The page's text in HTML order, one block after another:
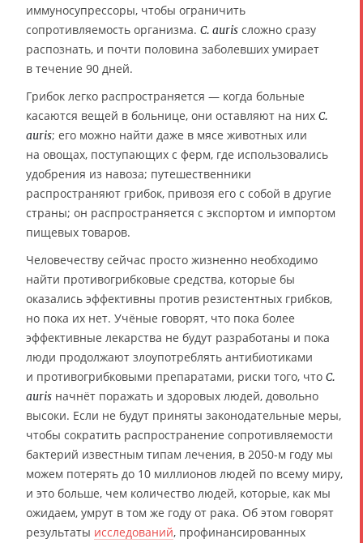
иммуносупрессоры, чтобы ограничить
сопротивляемость организма. C. auris сложно сразу
распознать, и почти половина заболевших умирает
в течение 90 дней.
Грибок легко распространяется — когда больные
касаются вещей в больнице, они оставляют на них С.
auris; его можно найти даже в мясе животных или
на овощах, поступающих с ферм, где использовались
удобрения из навоза; путешественники
распространяют грибок, привозя его с собой в другие
страны; он распространяется с экспортом и импортом
пищевых товаров.
Человечеству сейчас просто жизненно необходимо
найти противогрибковые средства, которые бы
оказались эффективны против резистентных грибков,
но пока их нет. Учёные говорят, что пока более
эффективные лекарства не будут разработаны и пока
люди продолжают злоупотреблять антибиотиками
и противогрибковыми препаратами, риски того, что C.
auris начнёт поражать и здоровых людей, довольно
высоки. Если не будут приняты законодательные меры,
чтобы сократить распространение сопротивляемости
бактерий известным типам лечения, в 2050-м году мы
можем потерять до 10 миллионов людей по всему миру,
и это больше, чем количество людей, которые, как мы
ожидаем, умрут в том же году от рака. Об этом говорят
результаты исследований, профинансированных